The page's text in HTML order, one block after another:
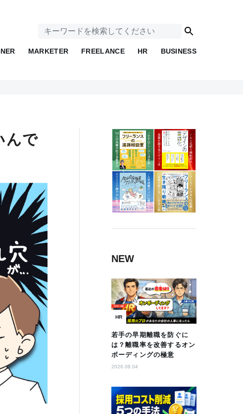
MARKETER FREELANCE HR BUSINESS
んで
NEW
HR
若手の早期離職を防ぐに
は？離職率を改善するオン
ボーディングの極意
2026.08.04